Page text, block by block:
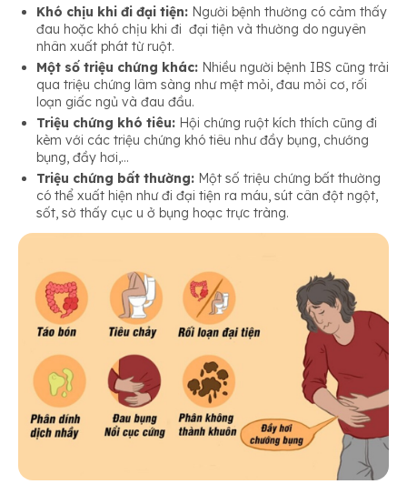
Khó chịu khi đi đại tiện: Người bệnh thường có cảm thấy
đau hoặc khó chịu khi đi đại tiện và thường do nguyên
nhân xuất phát từ ruột.
Một số triệu chứng khác: Nhiều người bệnh IBS cũng trải
qua triệu chứng lâm sàng như mệt mỏi, đau mỏi cơ, rối
loạn giấc ngủ và đau đầu.
Triệu chứng khó tiêu: Hội chứng ruột kích thích cũng đi
kèm với các triệu chứng khó tiêu như đầy bụng, chướng
bụng, đầy hơi,…
Triệu chứng bất thường: Một số triệu chứng bất thường
có thể xuất hiện như đi đại tiện ra máu, sút cân đột ngột,
sốt, sờ thấy cục u ở bụng hoạc trực tràng.